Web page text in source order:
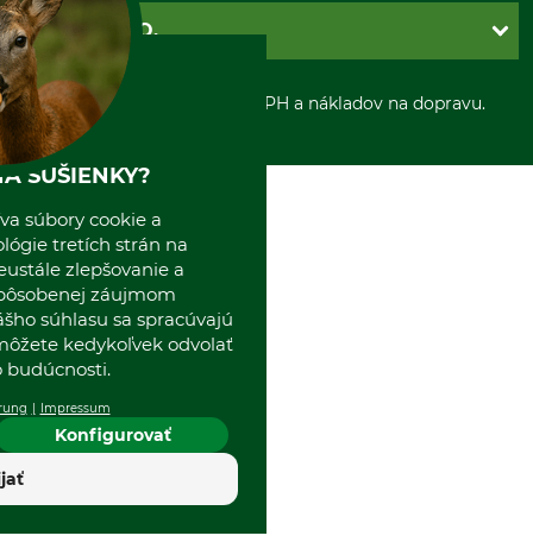
Ochrana osobnych udajov
Otváracie hodiny
Zrušenie objednávky
Dobierka
Platba vopred
Sepa-inkaso
Osobný odber
GRUBE S.R.O.
O nás
Predajňa
Kolektív GRUBE
Naše pobočky v Európe
*Všetky ceny sú vrátane DPH a nákladov na dopravu.
SUŠIENKY?
súbory cookie a
tretích strán na
zlepšovanie a
záujmom
súhlasu sa spracúvajú
kedykoľvek odvolať
budúcnosti.
Impressum
Konfigurovať